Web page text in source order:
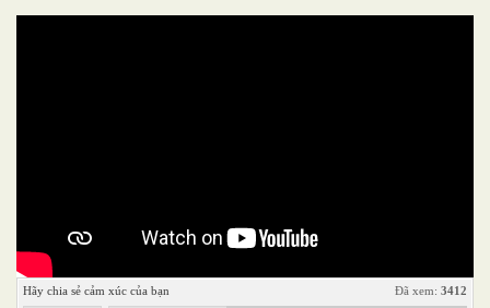
Hãy chia sẻ cảm xúc của bạn Đã xem: 3412